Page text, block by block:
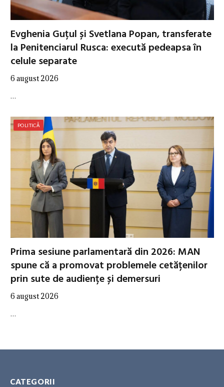
Evghenia Guțul și Svetlana Popan, transferate
la Penitenciarul Rusca: execută pedeapsa în
celule separate
6 august 2026
…
POLITICĂ
Prima sesiune parlamentară din 2026: MAN
spune că a promovat problemele cetățenilor
prin sute de audiențe și demersuri
6 august 2026
…
CATEGORII